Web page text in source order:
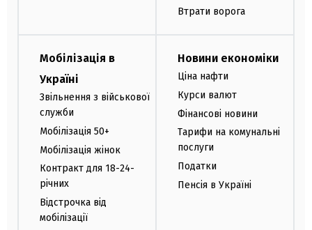
Втрати ворога
Мобілізація в
Україні
Звільнення з військової
служби
Мобілізація 50+
Мобілізація жінок
Контракт для 18-24-
річних
Відстрочка від
мобілізації
Новини економіки
Ціна нафти
Курси валют
Фінансові новини
Тарифи на комунальні
послуги
Податки
Пенсія в Україні